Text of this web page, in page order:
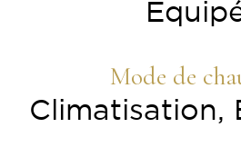
Mode de
Climatisation,